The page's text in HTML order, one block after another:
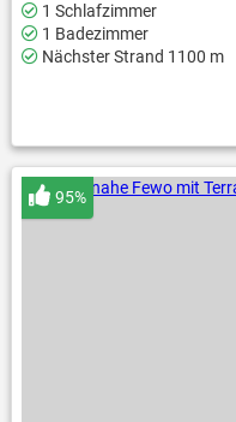
1 Schlafzimmer
1 Badezimmer
Nächster Strand 1100 m
95%